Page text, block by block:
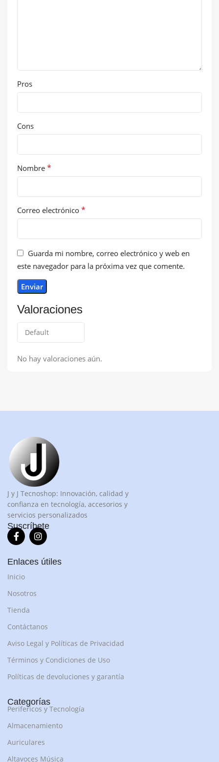
Valoraciones
No hay valoraciones aún.
Pros
Cons
Nombre *
Correo electrónico *
Guarda mi nombre, correo electrónico y web en
este navegador para la próxima vez que comente.
J y J Tecnoshop: Innovación, calidad y
confianza en tecnología, accesorios y
servicios personalizados
Suscríbete
Enlaces útiles
Inicio
Nosotros
Tienda
Contáctanos
Aviso Legal y Políticas de Privacidad
Términos y Condiciones de Uso
Políticas de devoluciones y garantía
Categorías
Perifericos y Tecnología
Almacenamiento
Auriculares
Altavoces Música